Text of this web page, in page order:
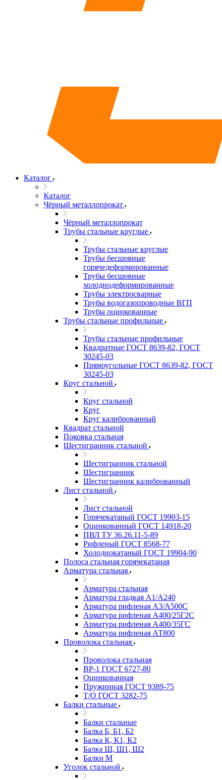
Каталог
Каталог
Чёрный металлопрокат
Чёрный металлопрокат
Трубы стальные круглые
Трубы стальные круглые
Трубы бесшовные
горячедеформированные
Трубы бесшовные
холоднодеформированные
Трубы электросварные
Трубы водогазопроводные ВГП
Трубы оцинкованные
Трубы стальные профильные
Трубы стальные профильные
Квадратные ГОСТ 8639-82, ГОСТ
30245-03
Прямоугольные ГОСТ 8639-82, ГОСТ
30245-03
Круг стальной
Круг стальной
Круг
Круг калиброванный
Квадрат стальной
Поковка стальная
Шестигранник стальной
Шестигранник стальной
Шестигранник
Шестигранник калиброванный
Лист стальной
Лист стальной
Горячекатаный ГОСТ 19903-15
Оцинкованный ГОСТ 14918-20
ПВЛ ТУ 36.26.11-5-89
Рифленый ГОСТ 8568-77
Холоднокатаный ГОСТ 19904-90
Полоса стальная горячекатаная
Арматура стальная
Арматура стальная
Арматура гладкая А1/А240
Арматура рифленая А3/А500С
Арматура рифленая А400/25Г2С
Арматура рифленая А400/35ГС
Арматура рифленая АТ800
Проволока стальная
Проволока стальная
ВР-1 ГОСТ 6727-80
Оцинкованная
Пружинная ГОСТ 9389-75
Т/О ГОСТ 3282-75
Балки стальные
Балки стальные
Балка Б, Б1, Б2
Балка К, К1, К2
Балка Ш, Ш1, Ш2
Балки М
Уголок стальной